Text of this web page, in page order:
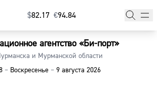
$⁠82.17 €⁠94.84
агентство «Би-порт»
и Мурманской области
–Воскресенье –9 августа 2026